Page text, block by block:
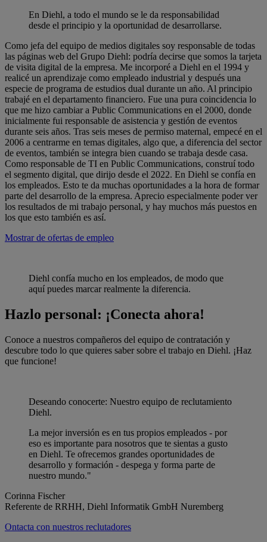
En Diehl, a todo el mundo se le da responsabilidad
desde el principio y la oportunidad de desarrollarse.
Como jefa del equipo de medios digitales soy responsable de todas
las páginas web del Grupo Diehl: podría decirse que somos la tarjeta
de visita digital de la empresa. Me incorporé a Diehl en el 1994 y
realicé un aprendizaje como empleado industrial y después una
especie de programa de estudios dual durante un año. Al principio
trabajé en el departamento financiero. Fue una pura coincidencia lo
que me hizo cambiar a Public Communications en el 2000, donde
inicialmente fui responsable de asistencia y gestión de eventos
durante seis años. Tras seis meses de permiso maternal, empecé en el
2006 a centrarme en temas digitales, algo que, a diferencia del sector
de eventos, también se integra bien cuando se trabaja desde casa.
Como responsable de TI en Public Communications, construí todo
el segmento digital, que dirijo desde el 2022. En Diehl se confía en
los empleados. Esto te da muchas oportunidades a la hora de formar
parte del desarrollo de la empresa. Aprecio especialmente poder ver
los resultados de mi trabajo personal, y hay muchos más puestos en
los que esto también es así.
Mostrar de ofertas de empleo
Diehl confía mucho en los empleados, de modo que
aquí puedes marcar realmente la diferencia.
Hazlo personal: ¡Conecta ahora!
Conoce a nuestros compañeros del equipo de contratación y
descubre todo lo que quieres saber sobre el trabajo en Diehl. ¡Haz
que funcione!
Deseando conocerte: Nuestro equipo de reclutamiento
Diehl.
La mejor inversión es en tus propios empleados - por
eso es importante para nosotros que te sientas a gusto
en Diehl. Te ofrecemos grandes oportunidades de
desarrollo y formación - despega y forma parte de
nuestro mundo."
Corinna Fischer
Referente de RRHH, Diehl Informatik GmbH Nuremberg
Ontacta con nuestros reclutadores